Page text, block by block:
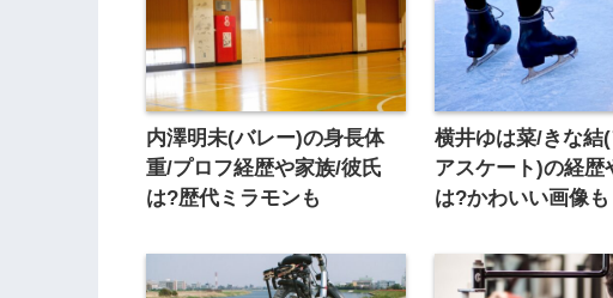
内澤明未(バレー)の身長体
重/プロフ経歴や家族/彼氏
は?歴代ミラモンも
横井ゆは菜/きな結
アスケート)の経歴
は?かわいい画像も